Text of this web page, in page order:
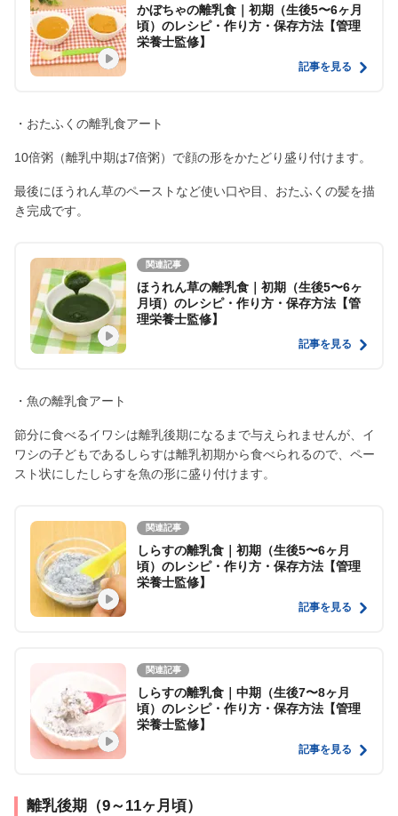
かぼちゃの離乳食｜初期（生後5〜6ヶ月
頃）のレシピ・作り方・保存方法【管理
栄養士監修】
記事を見る
・おたふくの離乳食アート
10倍粥（離乳中期は7倍粥）で顔の形をかたどり盛り付けます。
最後にほうれん草のペーストなど使い口や目、おたふくの髪を描
き完成です。
関連記事
ほうれん草の離乳食｜初期（生後5〜6ヶ
月頃）のレシピ・作り方・保存方法【管
理栄養士監修】
記事を見る
・魚の離乳食アート
節分に食べるイワシは離乳後期になるまで与えられませんが、イ
ワシの子どもであるしらすは離乳初期から食べられるので、ペー
スト状にしたしらすを魚の形に盛り付けます。
関連記事
しらすの離乳食｜初期（生後5〜6ヶ月
頃）のレシピ・作り方・保存方法【管理
栄養士監修】
記事を見る
関連記事
しらすの離乳食｜中期（生後7〜8ヶ月
頃）のレシピ・作り方・保存方法【管理
栄養士監修】
記事を見る
離乳後期（9～11ヶ月頃）